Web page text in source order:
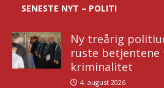
SENESTE NYT – POLITI
Ny treårig
ruste
kriminalitet
4. august 2026